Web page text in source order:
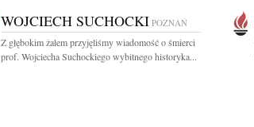
WOJCIECH SUCHOCKI POZNAŃ
Z głębokim żalem przyjęliśmy wiadomość o śmierci
prof. Wojciecha Suchockiego wybitnego historyka...